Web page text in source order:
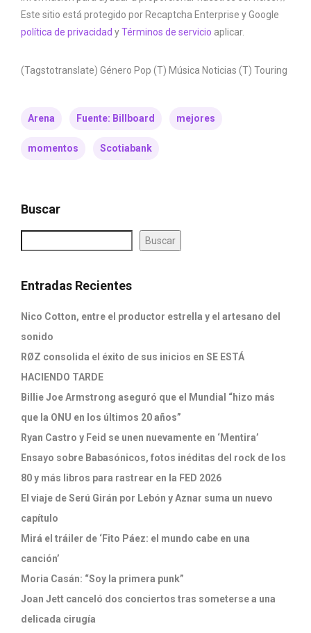
Este sitio está protegido por Recaptcha Enterprise y Google
política de privacidad yTérminos de servicio aplicar.
(Tagstotranslate) Género Pop (T) Música Noticias (T) Touring
Arena Fuente: Billboard mejores
momentos Scotiabank
Buscar
Buscar
Entradas Recientes
Nico Cotton, entre el productor estrella y el artesano del
sonido
RØZ consolida el éxito de sus inicios en SE ESTÁ
HACIENDO TARDE
Billie Joe Armstrong aseguró que el Mundial “hizo más
que la ONU en los últimos 20 años”
Ryan Castro y Feid se unen nuevamente en ‘Mentira’
Ensayo sobre Babasónicos, fotos inéditas del rock de los
80 y más libros para rastrear en la FED 2026
El viaje de Serú Girán por Lebón y Aznar suma un nuevo
capítulo
Mirá el tráiler de ‘Fito Páez: el mundo cabe en una
canción’
Moria Casán: “Soy la primera punk”
Joan Jett canceló dos conciertos tras someterse a una
delicada cirugía